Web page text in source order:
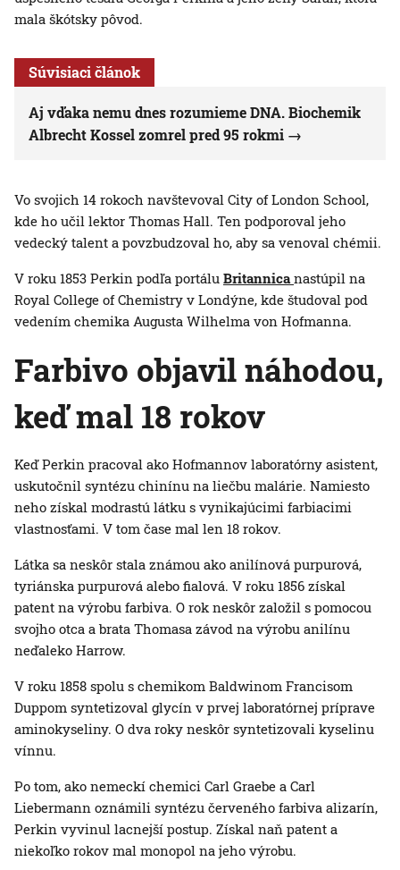
mala škótsky pôvod.
Súvisiaci článok
Aj vďaka nemu dnes rozumieme DNA. Biochemik
Albrecht Kossel zomrel pred 95 rokmi
Vo svojich 14 rokoch navštevoval City of London School,
kde ho učil lektor Thomas Hall. Ten podporoval jeho
vedecký talent a povzbudzoval ho, aby sa venoval chémii.
V roku 1853 Perkin podľa portálu Britannica nastúpil na
Royal College of Chemistry v Londýne, kde študoval pod
vedením chemika Augusta Wilhelma von Hofmanna.
Farbivo objavil náhodou,
keď mal 18 rokov
Keď Perkin pracoval ako Hofmannov laboratórny asistent,
uskutočnil syntézu chinínu na liečbu malárie. Namiesto
neho získal modrastú látku s vynikajúcimi farbiacimi
vlastnosťami. V tom čase mal len 18 rokov.
Látka sa neskôr stala známou ako anilínová purpurová,
tyriánska purpurová alebo fialová. V roku 1856 získal
patent na výrobu farbiva. O rok neskôr založil s pomocou
svojho otca a brata Thomasa závod na výrobu anilínu
neďaleko Harrow.
V roku 1858 spolu s chemikom Baldwinom Francisom
Duppom syntetizoval glycín v prvej laboratórnej príprave
aminokyseliny. O dva roky neskôr syntetizovali kyselinu
vínnu.
Po tom, ako nemeckí chemici Carl Graebe a Carl
Liebermann oznámili syntézu červeného farbiva alizarín,
Perkin vyvinul lacnejší postup. Získal naň patent a
niekoľko rokov mal monopol na jeho výrobu.